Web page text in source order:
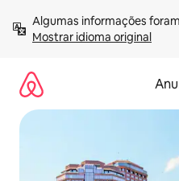
para
Mostrar idioma original